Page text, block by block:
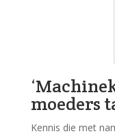
moeders
Kennis die met